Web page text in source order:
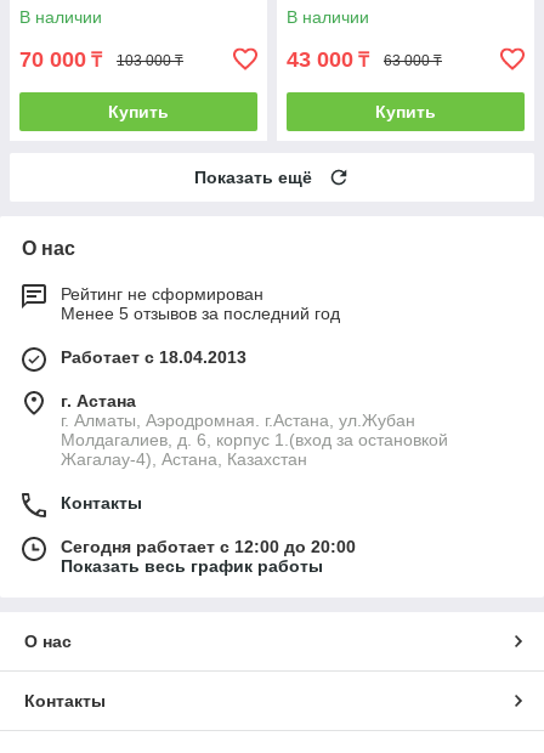
В наличии
70 000 ₸ 103 000 ₸
Купить
В наличии
43 000 ₸ 63 000 ₸
Купить
Показать ещё
О нас
Рейтинг не сформирован
Менее 5 отзывов за последний год
Работает с 18.04.2013
г. Астана
г. Алматы, Аэродромная. г.Астана, ул.Жубан
Молдагалиев, д. 6, корпус 1.(вход за остановкой
Жагалау-4), Астана, Казахстан
Контакты
Сегодня работает с 12:00 до 20:00
Показать весь график работы
О нас
Контакты